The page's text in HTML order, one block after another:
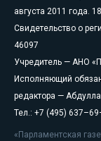
августа 2011 года.
Свидетельство о
46097
Учредитель — АНО
Исполняющий
редактора —
Тел.: +7 (495)
«Парламентская